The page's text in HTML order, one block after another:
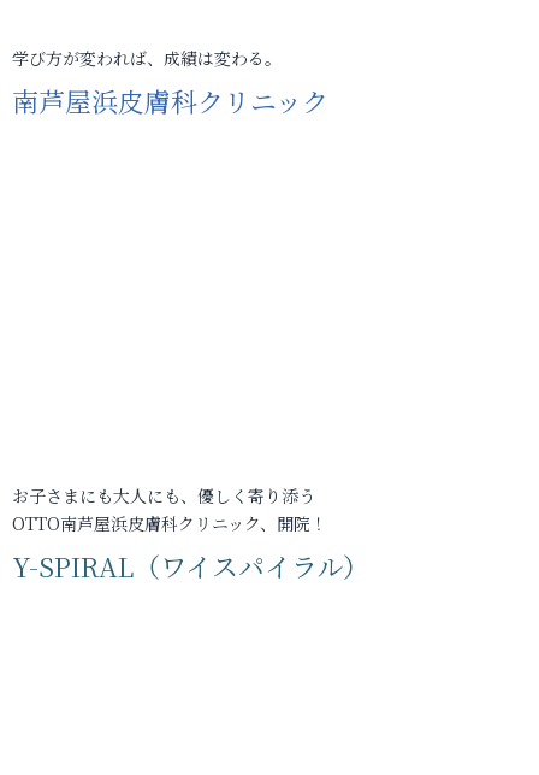
学び方が変われば、成績は変わる。
南芦屋浜皮膚科クリニック
お子さまにも大人にも、優しく寄り添う
OTTO南芦屋浜皮膚科クリニック、開院！
Y-SPIRAL（ワイスパイラル）